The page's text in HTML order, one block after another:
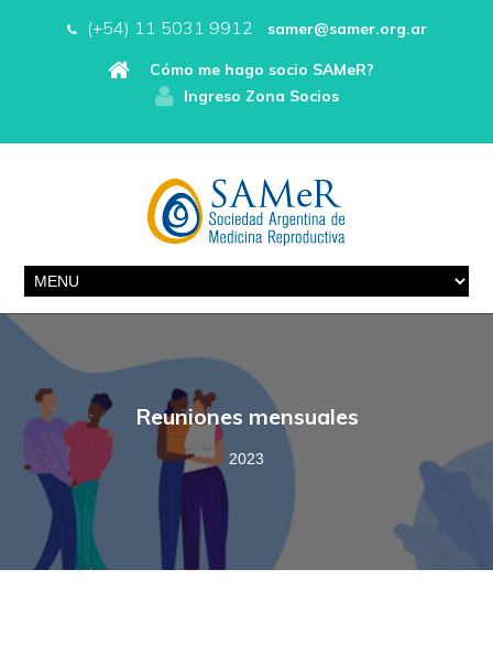
(+54) 11 5031 9912 samer@samer.org.ar
Cómo me hago socio SAMeR?
Ingreso Zona Socios
Reuniones mensuales
2023